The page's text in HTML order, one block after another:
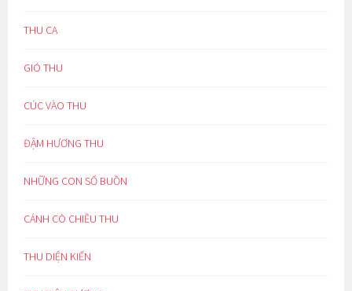
THU CA
GIÓ THU
CÚC VÀO THU
ĐẬM HƯƠNG THU
NHỮNG CON SỐ BUỒN
CÁNH CÒ CHIỀU THU
THU DIỆN KIẾN